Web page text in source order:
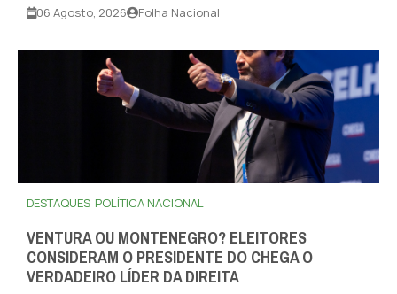
06 Agosto, 2026 Folha Nacional
DESTAQUES POLÍTICA NACIONAL
VENTURA OU MONTENEGRO? ELEITORES
CONSIDERAM O PRESIDENTE DO CHEGA O
VERDADEIRO LÍDER DA DIREITA